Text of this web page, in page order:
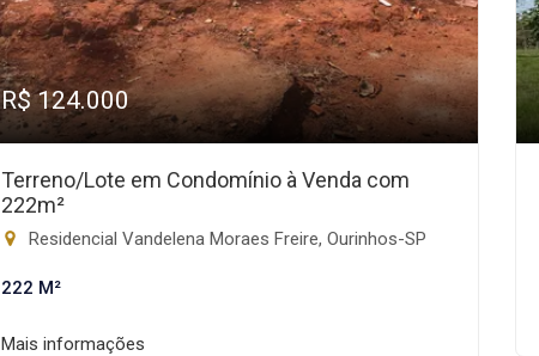
R$ 124.000
Terreno/Lote em Condomínio à Venda com
222m²
Residencial Vandelena Moraes Freire, Ourinhos-SP
222 M²
Mais informações